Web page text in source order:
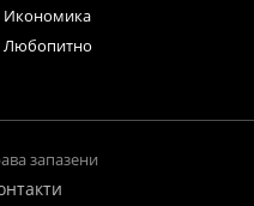
Икономика
Любопитно
запазени